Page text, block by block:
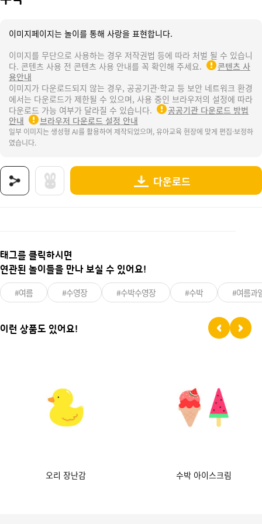
이미지페이지는 놀이를 통해 사랑을 표현합니다.
이미지를 무단으로 사용하는 경우 저작권법 등에 따라 처벌 될 수 있습니
다. 콘텐츠 사용 전 콘텐츠 사용 안내를 꼭 확인해 주세요.
콘텐츠 사
용안내
이미지가 다운로드되지 않는 경우, 공공기관·학교 등 보안 네트워크 환경
에서는 다운로드가 제한될 수 있으며, 사용 중인 브라우저의 설정에 따라
다운로드 가능 여부가 달라질 수 있습니다.
공공기관 다운로드 방법
안내
브라우저 다운로드 설정 안내
일부 이미지는 생성형 AI를 활용하여 제작되었으며, 유아교육 현장에 맞게 편집·보정하
였습니다.
다운로드
태그를 클릭하시면
연관된 놀이들을 만나 보실 수 있어요!
#여름 #수영장 #수박수영장 #수박 #여름과
이런 상품도 있어요!
오리 장난감 수박 아이스크림